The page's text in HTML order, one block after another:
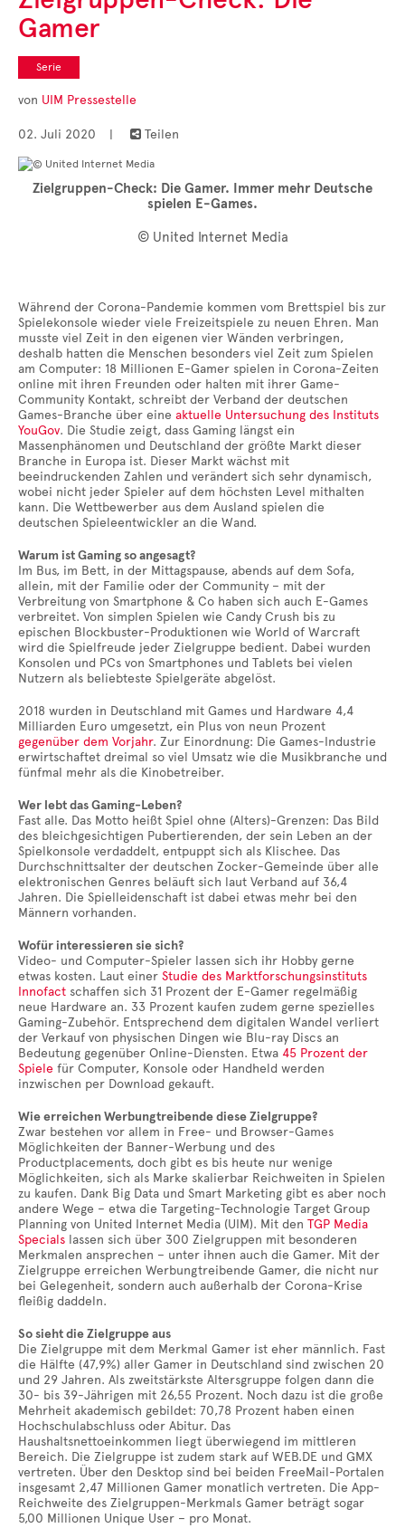
Cases
• Themen-Serien
• Kurzinterviews
Gamer
Serie
von UIM Pressestelle
02. Juli 2020 |  Teilen
Zielgruppen-Check: Die Gamer. Immer mehr Deutsche
spielen E-Games.
© United Internet Media
Während der Corona-Pandemie kommen vom Brettspiel bis zur
Spielekonsole wieder viele Freizeitspiele zu neuen Ehren. Man
musste viel Zeit in den eigenen vier Wänden verbringen,
deshalb hatten die Menschen besonders viel Zeit zum Spielen
am Computer: 18 Millionen E-Gamer spielen in Corona-Zeiten
online mit ihren Freunden oder halten mit ihrer Game-
Community Kontakt, schreibt der Verband der deutschen
Games-Branche über eine aktuelle Untersuchung des Instituts
YouGov. Die Studie zeigt, dass Gaming längst ein
Massenphänomen und Deutschland der größte Markt dieser
Branche in Europa ist. Dieser Markt wächst mit
beeindruckenden Zahlen und verändert sich sehr dynamisch,
wobei nicht jeder Spieler auf dem höchsten Level mithalten
kann. Die Wettbewerber aus dem Ausland spielen die
deutschen Spieleentwickler an die Wand.
Warum ist Gaming so angesagt?
Im Bus, im Bett, in der Mittagspause, abends auf dem Sofa,
allein, mit der Familie oder der Community – mit der
Verbreitung von Smartphone & Co haben sich auch E-Games
verbreitet. Von simplen Spielen wie Candy Crush bis zu
epischen Blockbuster-Produktionen wie World of Warcraft
wird die Spielfreude jeder Zielgruppe bedient. Dabei wurden
Konsolen und PCs von Smartphones und Tablets bei vielen
Nutzern als beliebteste Spielgeräte abgelöst.
2018 wurden in Deutschland mit Games und Hardware 4,4
Milliarden Euro umgesetzt, ein Plus von neun Prozent
gegenüber dem Vorjahr. Zur Einordnung: Die Games-Industrie
erwirtschaftet dreimal so viel Umsatz wie die Musikbranche und
fünfmal mehr als die Kinobetreiber.
Wer lebt das Gaming-Leben?
Fast alle. Das Motto heißt Spiel ohne (Alters)-Grenzen: Das Bild
des bleichgesichtigen Pubertierenden, der sein Leben an der
Spielkonsole verdaddelt, entpuppt sich als Klischee. Das
Durchschnittsalter der deutschen Zocker-Gemeinde über alle
elektronischen Genres beläuft sich laut Verband auf 36,4
Jahren. Die Spielleidenschaft ist dabei etwas mehr bei den
Männern vorhanden.
Wofür interessieren sie sich?
Video- und Computer-Spieler lassen sich ihr Hobby gerne
etwas kosten. Laut einer Studie des Marktforschungsinstituts
Innofact schaffen sich 31 Prozent der E-Gamer regelmäßig
neue Hardware an. 33 Prozent kaufen zudem gerne spezielles
Gaming-Zubehör. Entsprechend dem digitalen Wandel verliert
der Verkauf von physischen Dingen wie Blu-ray Discs an
Bedeutung gegenüber Online-Diensten. Etwa 45 Prozent der
Spiele für Computer, Konsole oder Handheld werden
inzwischen per Download gekauft.
Wie erreichen Werbungtreibende diese Zielgruppe?
Zwar bestehen vor allem in Free- und Browser-Games
Möglichkeiten der Banner-Werbung und des
Productplacements, doch gibt es bis heute nur wenige
Möglichkeiten, sich als Marke skalierbar Reichweiten in Spielen
zu kaufen. Dank Big Data und Smart Marketing gibt es aber noch
andere Wege – etwa die Targeting-Technologie Target Group
Planning von United Internet Media (UIM). Mit den TGP Media
Specials lassen sich über 300 Zielgruppen mit besonderen
Merkmalen ansprechen – unter ihnen auch die Gamer. Mit der
Zielgruppe erreichen Werbungtreibende Gamer, die nicht nur
bei Gelegenheit, sondern auch außerhalb der Corona-Krise
fleißig daddeln.
So sieht die Zielgruppe aus
Die Zielgruppe mit dem Merkmal Gamer ist eher männlich. Fast
die Hälfte (47,9%) aller Gamer in Deutschland sind zwischen 20
und 29 Jahren. Als zweitstärkste Altersgruppe folgen dann die
30- bis 39-Jährigen mit 26,55 Prozent. Noch dazu ist die große
Mehrheit akademisch gebildet: 70,78 Prozent haben einen
Hochschulabschluss oder Abitur. Das
Haushaltsnettoeinkommen liegt überwiegend im mittleren
Bereich. Die Zielgruppe ist zudem stark auf WEB.DE und GMX
vertreten. Über den Desktop sind bei beiden FreeMail-Portalen
insgesamt 2,47 Millionen Gamer monatlich vertreten. Die App-
Reichweite des Zielgruppen-Merkmals Gamer beträgt sogar
5,00 Millionen Unique User – pro Monat.